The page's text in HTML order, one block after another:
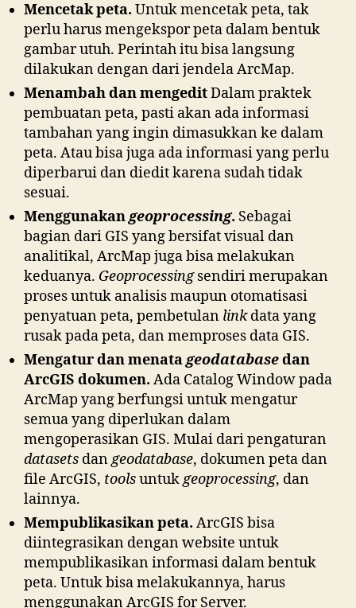
Mencetak peta. Untuk mencetak peta, tak
perlu harus mengekspor peta dalam bentuk
gambar utuh. Perintah itu bisa langsung
dilakukan dengan dari jendela ArcMap.
Menambah dan mengeditDalam praktek
pembuatan peta, pasti akan ada informasi
tambahan yang ingin dimasukkan ke dalam
peta. Atau bisa juga ada informasi yang perlu
diperbarui dan diedit karena sudah tidak
sesuai.
Menggunakangeoprocessing. Sebagai
bagian dari GIS yang bersifat visual dan
analitikal, ArcMap juga bisa melakukan
keduanya. Geoprocessingsendiri merupakan
proses untuk analisis maupun otomatisasi
penyatuan peta, pembetulan linkdata yang
rusak pada peta, dan memproses data GIS.
Mengatur dan menatageodatabasedan
ArcGIS dokumen. Ada Catalog Window pada
ArcMap yang berfungsi untuk mengatur
semua yang diperlukan dalam
mengoperasikan GIS. Mulai dari pengaturan
datasets dangeodatabase, dokumen peta dan
file ArcGIS, toolsuntukgeoprocessing, dan
lainnya.
Mempublikasikan peta. ArcGIS bisa
diintegrasikan dengan website untuk
mempublikasikan informasi dalam bentuk
peta. Untuk bisa melakukannya, harus
menggunakan ArcGIS for Server.